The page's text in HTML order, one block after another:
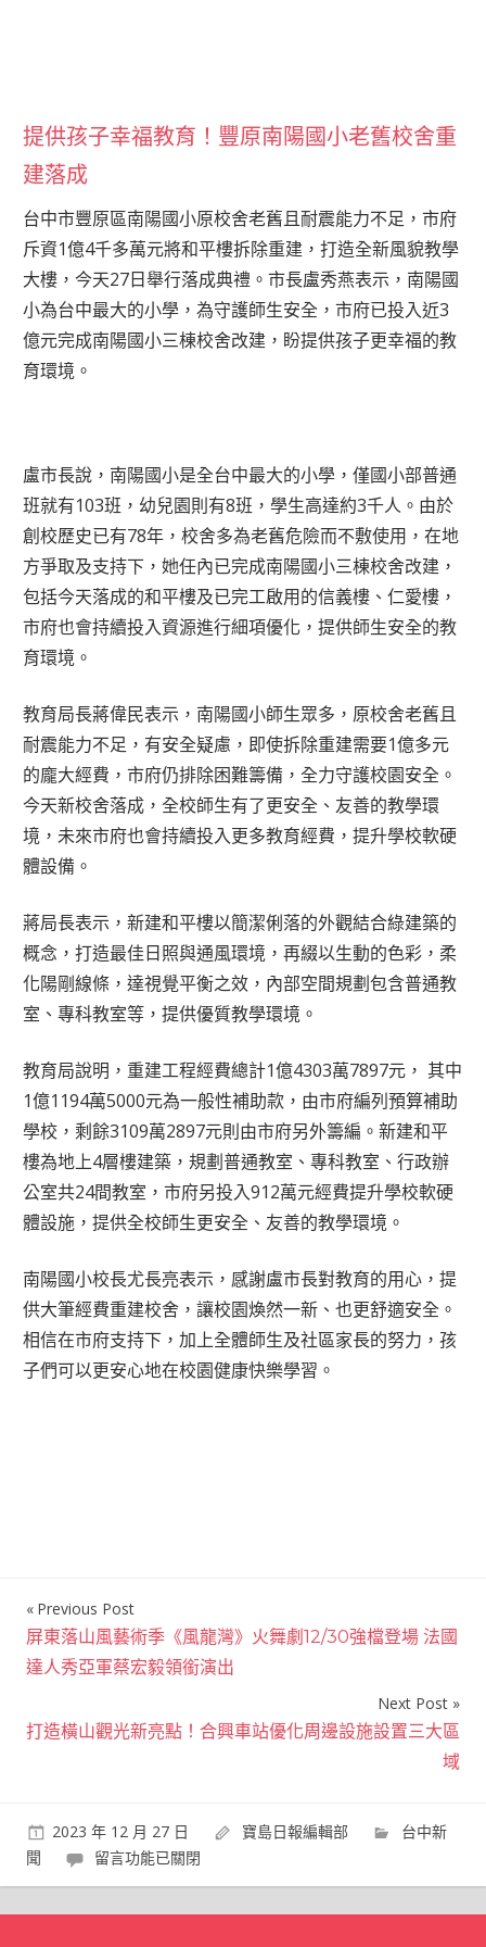
提供孩子幸福教育！豐原南陽國小老舊校舍重
建落成
台中市豐原區南陽國小原校舍老舊且耐震能力不足，市府
斥資1億4千多萬元將和平樓拆除重建，打造全新風貌教學
大樓，今天27日舉行落成典禮。市長盧秀燕表示，南陽國
小為台中最大的小學，為守護師生安全，市府已投入近3
億元完成南陽國小三棟校舍改建，盼提供孩子更幸福的教
育環境。
盧市長說，南陽國小是全台中最大的小學，僅國小部普通
班就有103班，幼兒園則有8班，學生高達約3千人。由於
創校歷史已有78年，校舍多為老舊危險而不敷使用，在地
方爭取及支持下，她任內已完成南陽國小三棟校舍改建，
包括今天落成的和平樓及已完工啟用的信義樓、仁愛樓，
市府也會持續投入資源進行細項優化，提供師生安全的教
育環境。
教育局長蔣偉民表示，南陽國小師生眾多，原校舍老舊且
耐震能力不足，有安全疑慮，即使拆除重建需要1億多元
的龐大經費，市府仍排除困難籌備，全力守護校園安全。
今天新校舍落成，全校師生有了更安全、友善的教學環
境，未來市府也會持續投入更多教育經費，提升學校軟硬
體設備。
蔣局長表示，新建和平樓以簡潔俐落的外觀結合綠建築的
概念，打造最佳日照與通風環境，再綴以生動的色彩，柔
化陽剛線條，達視覺平衡之效，內部空間規劃包含普通教
室、專科教室等，提供優質教學環境。
教育局說明，重建工程經費總計1億4303萬7897元， 其中
1億1194萬5000元為一般性補助款，由市府編列預算補助
學校，剩餘3109萬2897元則由市府另外籌編。新建和平
樓為地上4層樓建築，規劃普通教室、專科教室、行政辦
公室共24間教室，市府另投入912萬元經費提升學校軟硬
體設施，提供全校師生更安全、友善的教學環境。
南陽國小校長尤長亮表示，感謝盧市長對教育的用心，提
供大筆經費重建校舍，讓校園煥然一新、也更舒適安全。
相信在市府支持下，加上全體師生及社區家長的努力，孩
子們可以更安心地在校園健康快樂學習。
文
章
覽
Previous Post
屏東落山風藝術季《風龍灣》火舞劇12/30強檔登場 法國
達人秀亞軍蔡宏毅領銜演出
Next Post
打造橫山觀光新亮點！合興車站優化周邊設施設置三大區
域
2023 年 12 月 27 日 寶島日報編輯部
台中新
聞
在
〈提
留言功能已關閉